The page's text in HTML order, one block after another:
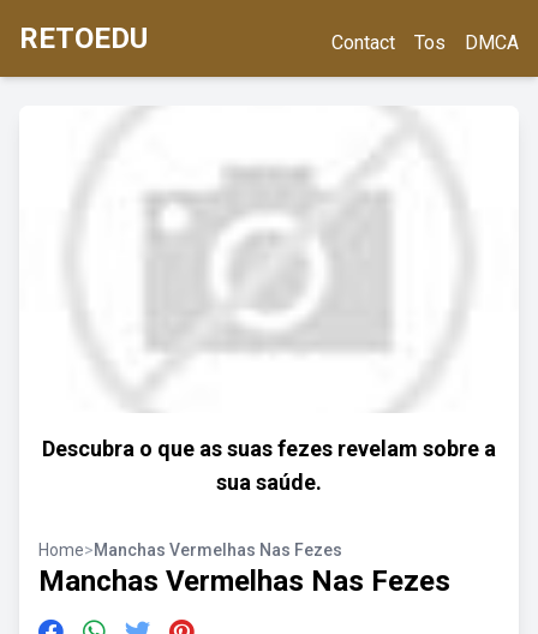
RETOEDU Contact Tos DMCA
Descubra o que as suas fezes revelam sobre a
sua saúde.
Home>Manchas Vermelhas Nas Fezes
Manchas Vermelhas Nas Fezes